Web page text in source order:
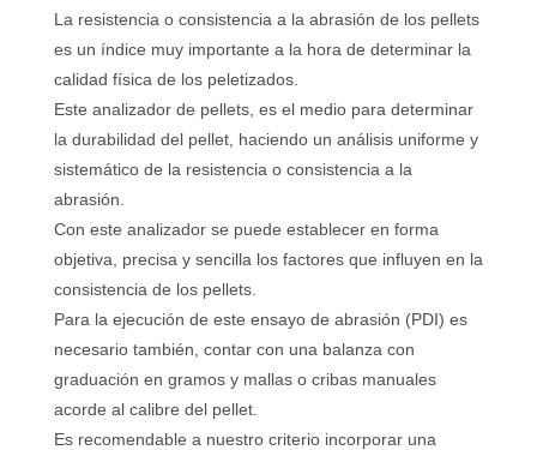
La resistencia o consistencia a la abrasión de los pellets
es un índice muy importante a la hora de determinar la
calidad física de los peletizados.
Este analizador de pellets, es el medio para determinar
la durabilidad del pellet, haciendo un análisis uniforme y
sistemático de la resistencia o consistencia a la
abrasión.
Con este analizador se puede establecer en forma
objetiva, precisa y sencilla los factores que influyen en la
consistencia de los pellets.
Para la ejecución de este ensayo de abrasión (PDI) es
necesario también, contar con una balanza con
graduación en gramos y mallas o cribas manuales
acorde al calibre del pellet.
Es recomendable a nuestro criterio incorporar una